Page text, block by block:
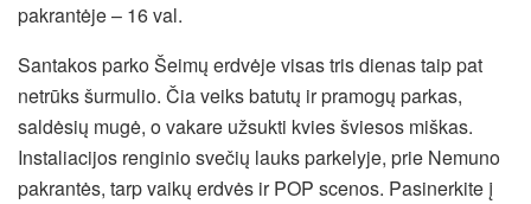
pakrantėje – 16 val.
Santakos parko Šeimų erdvėje visas tris dienas taip pat
netrūks šurmulio. Čia veiks batutų ir pramogų parkas,
saldėsių mugė, o vakare užsukti kvies šviesos miškas.
Instaliacijos renginio svečių lauks parkelyje, prie Nemuno
pakrantės, tarp vaikų erdvės ir POP scenos. Pasinerkite į